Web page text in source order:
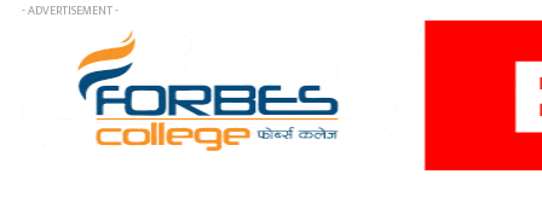
- ADVERTISEMENT -